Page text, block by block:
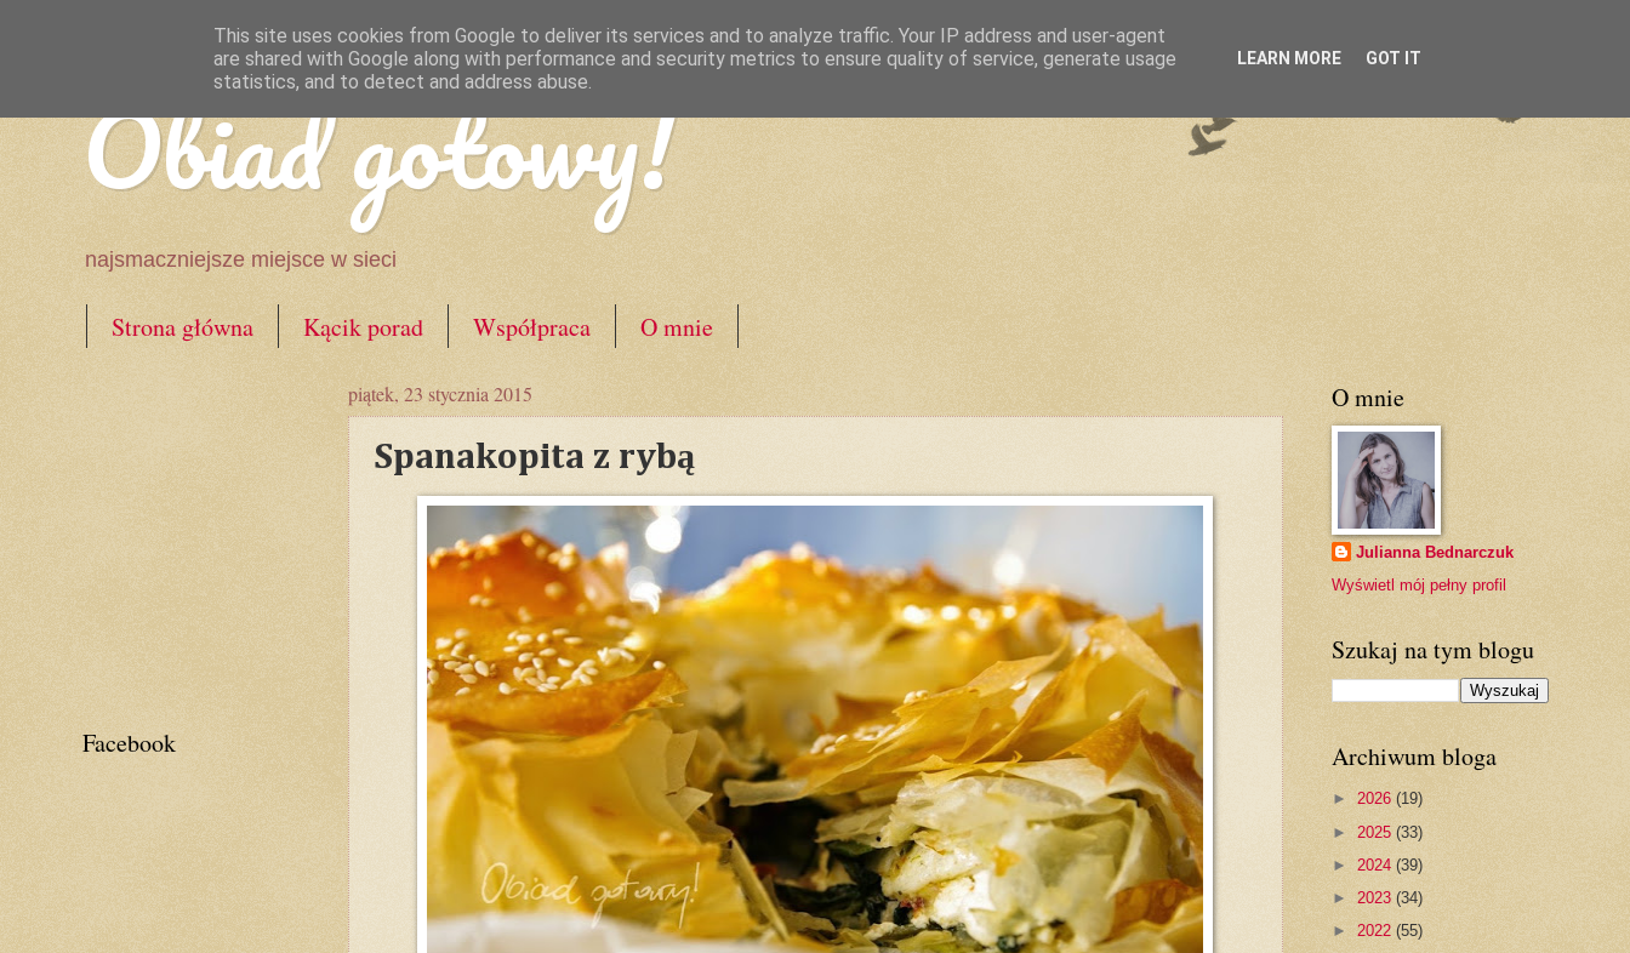
Obiad gotowy!
najsmaczniejsze miejsce w sieci
Strona główna Kącik porad Współpraca O mnie
piątek, 23 stycznia 2015
Spanakopita z rybą
Facebook
O mnie
Julianna Bednarczuk
Wyświetl mój pełny profil
Szukaj na tym blogu
Archiwum bloga
► 2026 (19)
► 2025 (33)
► 2024 (39)
► 2023 (34)
► 2022 (55)
This site uses cookies from Google to deliver its services and to analyze traffic. Your IP address and user-agent
are shared with Google along with performance and security metrics to ensure quality of service, generate usage
statistics, and to detect and address abuse.
LEARN MORE GOT IT